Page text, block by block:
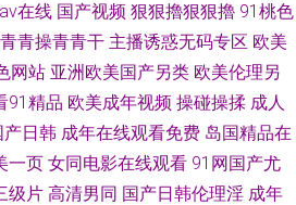
女 麻豆avtt99 www91色天堂 精品人妻二区三
日韩h片网站 日韩成人动漫 天天操线视频 91
妻超碰 亚洲免费成人电影 东京热小视频 激情
国自拍AV 亚州色图狠狠干 久久东热网 伊人久
在线 国产视频 狠狠擼狠狠擼 91桃色
青青操青青干 主播诱惑无码专区 欧美
网站 亚洲欧美国产另类 欧美伦理另
91精品 欧美成年视频 操碰操揉 成人
产日韩 成年在线观看免费 岛国精品在
一页 女同电影在线观看 91网国产尤
级片 高清男同 国产日韩伦理淫 成年